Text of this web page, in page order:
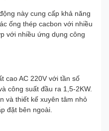
này cung cấp khả năng
ống thép cacbon với nhiều
với nhiều ứng dụng công
cao AC 220V với tần số
công suất đầu ra 1,5-2KW.
và thiết kế xuyên tâm nhỏ
đặt bên ngoài.